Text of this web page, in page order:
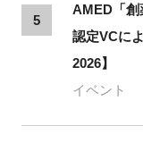
5
AMED「創
認定VCに
2026】
イベント